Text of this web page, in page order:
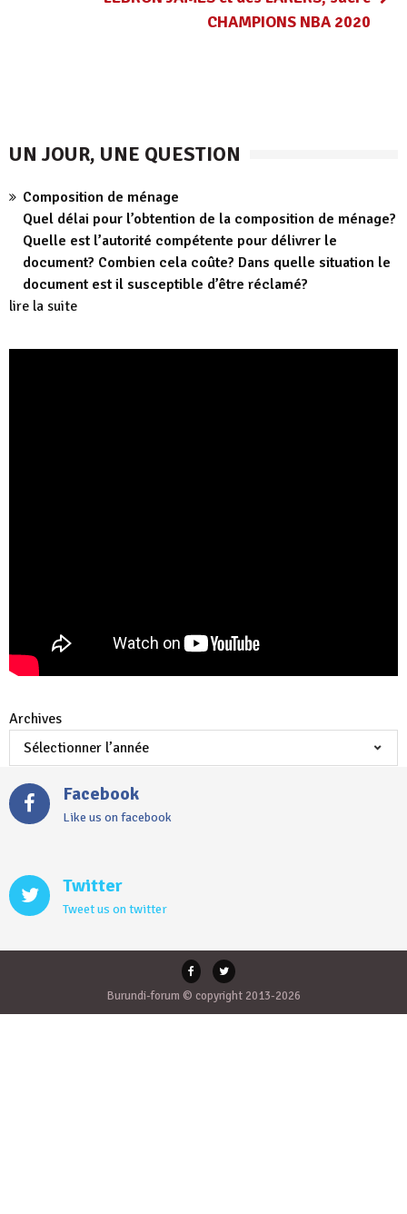
CHAMPIONS NBA 2020
UN JOUR, UNE QUESTION
Composition de ménage
Quel délai pour l’obtention de la composition de ménage?
Quelle est l’autorité compétente pour délivrer le
document? Combien cela coûte? Dans quelle situation le
document est il susceptible d’être réclamé?
lire la suite
Archives
Facebook
Like us on facebook
Twitter
Tweet us on twitter
Burundi-forum © copyright 2013-2026